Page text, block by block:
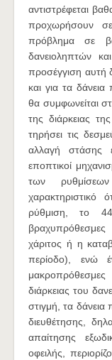
αντιστρέφεται
προχωρήσουν
πρόβλημα σε
δανειοληπτών
προσέγγιση αυτή
και για τα
θα συμφωνείται
της διάρκειας
τηρήσει τις
αλλαγή στάσης
εποπτικοί
των
ρύθμιση, το
χάριτος ή η
περίοδο), ενώ
διάρκειας του
στιγμή, τα δάνεια
διευθέτησης,
απαίτησης
οφειλής,